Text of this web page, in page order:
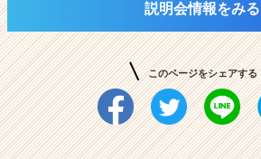
説明会情報をみる
このページをシェアする